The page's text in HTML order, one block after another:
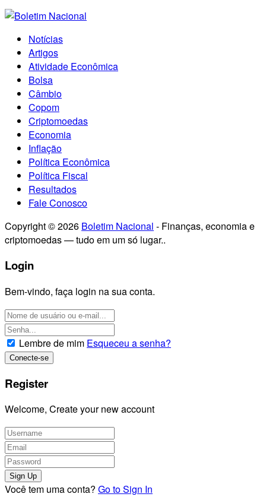
Notícias
Artigos
Atividade Econômica
Bolsa
Câmbio
Copom
Criptomoedas
Economia
Inflação
Política Econômica
Política Fiscal
Resultados
Fale Conosco
Copyright © 2026 Boletim Nacional - Finanças, economia e
criptomoedas — tudo em um só lugar..
Login
Bem-vindo, faça login na sua conta.
Lembre de mim Esqueceu a senha?
Register
Welcome, Create your new account
Você tem uma conta? Go to Sign In